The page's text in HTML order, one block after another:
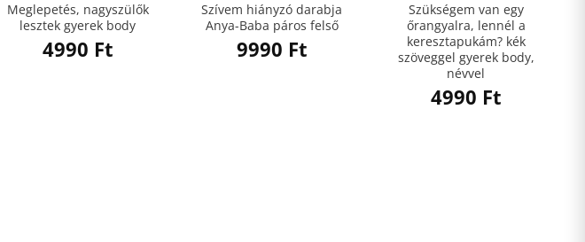
Meglepetés, nagyszülők
lesztek gyerek body
4990 Ft
Szívem hiányzó darabja
Anya-Baba páros felső
9990 Ft
Szükségem van egy
őrangyalra, lennél a
keresztapukám? kék
szöveggel gyerek body,
névvel
4990 Ft